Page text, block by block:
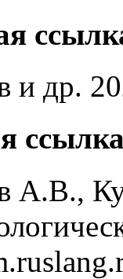
и др.
А.В.,